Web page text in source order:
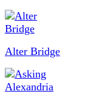
Alter Bridge